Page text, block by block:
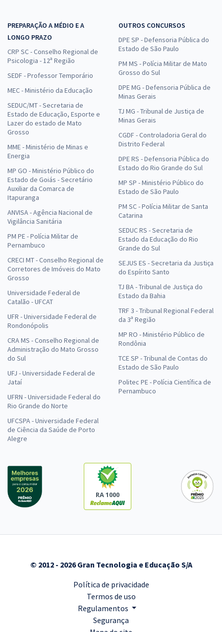
PREPARAÇÃO A MÉDIO E A
LONGO PRAZO
CRP SC - Conselho Regional de
Psicologia - 12ª Região
SEDF - Professor Temporário
MEC - Ministério da Educação
SEDUC/MT - Secretaria de
Estado de Educação, Esporte e
Lazer do estado de Mato
Grosso
MME - Ministério de Minas e
Energia
MP GO - Ministério Público do
Estado de Goiás - Secretário
Auxiliar da Comarca de
Itapuranga
ANVISA - Agência Nacional de
Vigilância Sanitária
PM PE - Polícia Militar de
Pernambuco
CRECI MT - Conselho Regional de
Corretores de Imóveis do Mato
Grosso
Universidade Federal de
Catalão - UFCAT
UFR - Universidade Federal de
Rondonópolis
CRA MS - Conselho Regional de
Administração do Mato Grosso
do Sul
UFJ - Universidade Federal de
Jataí
UFRN - Universidade Federal do
Rio Grande do Norte
UFCSPA - Universidade Federal
de Ciência da Saúde de Porto
Alegre
OUTROS CONCURSOS
DPE SP - Defensoria Pública do
Estado de São Paulo
PM MS - Polícia Militar de Mato
Grosso do Sul
DPE MG - Defensoria Pública de
Minas Gerais
TJ MG - Tribunal de Justiça de
Minas Gerais
CGDF - Controladoria Geral do
Distrito Federal
DPE RS - Defensoria Pública do
Estado do Rio Grande do Sul
MP SP - Ministério Público do
Estado de São Paulo
PM SC - Polícia Militar de Santa
Catarina
SEDUC RS - Secretaria de
Estado da Educação do Rio
Grande do Sul
SEJUS ES - Secretaria da Justiça
do Espírito Santo
TJ BA - Tribunal de Justiça do
Estado da Bahia
TRF 3 - Tribunal Regional Federal
da 3ª Região
MP RO - Ministério Público de
Rondônia
TCE SP - Tribunal de Contas do
Estado de São Paulo
Politec PE - Polícia Científica de
Pernambuco
RA 1000
© 2012 - 2026 Gran Tecnologia e Educação S/A
Política de privacidade
Termos de uso
Regulamentos
Segurança